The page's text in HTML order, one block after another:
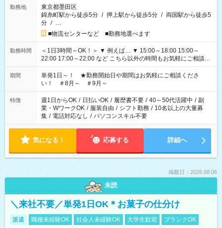
勤務地
東京都墨田区
錦糸町駅から徒歩5分 / 押上駅から徒歩5分 / 両国駅から徒歩5
分 / …
■物流センターなど ■勤務地選べます
勤務時間
＜1日3時間～OK！＞ ▼ 例えば… ▼ 15:00～18:00 15:00～
22:00 17:00～22:00 など こちら以外の時間もお気軽にご相談く
ださい！
期間
単発1日～！ ★勤務開始日や期間はお気軽にご相談くださ
い！ ＃8月～ ＃9月～
特徴 週1日からOK / 日払いOK / 履歴書不要 / 40～50代活躍中 / 副
業・WワークOK / 服装自由 / シフト勤務 / 10名以上の大量募
集 / 電話対応なし / パソコンスキル不要
気になる！ 応募する 詳細へ
掲載日：2026.08.06
未読
＼来社不要／単発1日OK＊お菓子の仕分け
派遣 職種未経験OK 社会人未経験OK 大学生歓迎 ブランクOK